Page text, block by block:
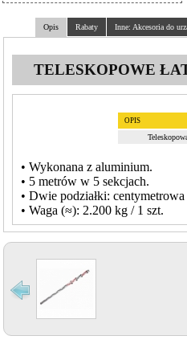
Opis Rabaty Inne: Akcesoria do
TELESKOPOWE
OPIS
• Wykonana z aluminium.
• 5 metrów w 5 sekcjach.
• Dwie podziałki:
• Waga (≈): 2.200 kg / 1 szt.